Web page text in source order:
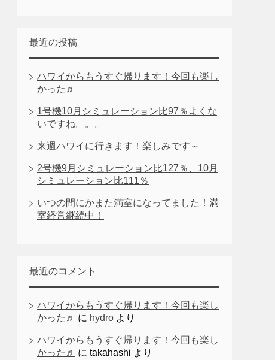
最近の投稿
ハワイからもうすぐ帰ります！今回も楽し
かった♬
1号機10月シミュレーション比97％よくな
いですね。。。
来週ハワイに行きます！楽しみです～
2号機9月シミュレーション比127％、10月
シミュレーション比111％
いつの間にかまた満室になってました！満
室経営継続中！
最近のコメント
ハワイからもうすぐ帰ります！今回も楽し
かった♬
に hydro より
ハワイからもうすぐ帰ります！今回も楽し
かった♬
に takahashi より